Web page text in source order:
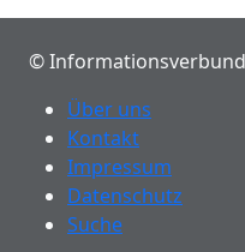
©
Über uns
Kontakt
Impressum
Datenschutz
Suche